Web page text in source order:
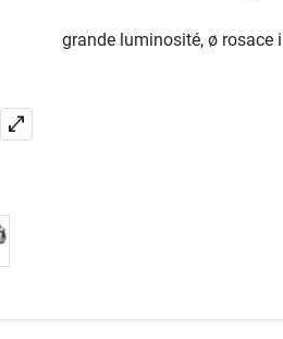
grande luminosité, ø rosace